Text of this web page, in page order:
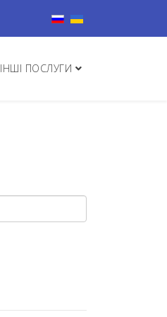
Виберіть свою мову
ІНШІ ПОСЛУГИ